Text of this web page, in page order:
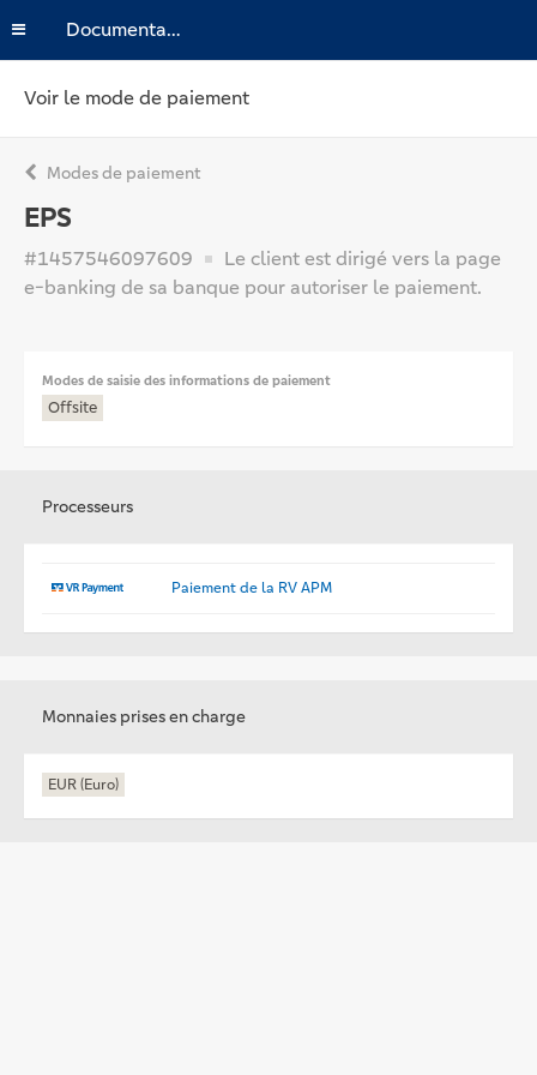
Documentation
Voir le mode de paiement
Modes de paiement
EPS
#1457546097609
Le client est dirigé vers la page
e-banking de sa banque pour autoriser le paiement.
Modes de saisie des informations de paiement
Offsite
Processeurs
Paiement de la RV APM
Monnaies prises en charge
EUR (Euro)